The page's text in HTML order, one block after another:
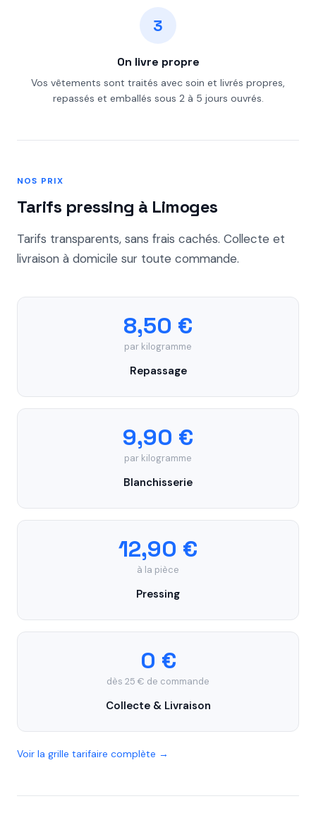
3
On livre propre
Vos vêtements sont traités avec soin et livrés propres,
repassés et emballés sous 2 à 5 jours ouvrés.
NOS PRIX
Tarifs pressing à Limoges
Tarifs transparents, sans frais cachés. Collecte et
livraison à domicile sur toute commande.
8,50 €
par kilogramme
Repassage
9,90 €
par kilogramme
Blanchisserie
12,90 €
à la pièce
Pressing
0 €
dès 25 € de commande
Collecte & Livraison
Voir la grille tarifaire complète →